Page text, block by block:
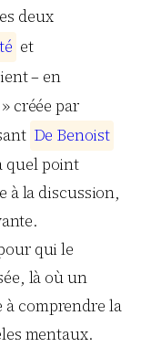
deux
té et
– en
créée par
De Benoist
quel point
à la discussion,
qui le
là où un
comprendre la
mentaux.